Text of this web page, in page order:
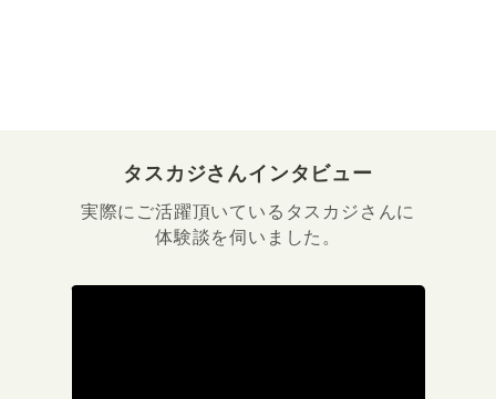
タスカジさんインタビュー
実際にご活躍頂いているタスカジさんに
体験談を伺いました。